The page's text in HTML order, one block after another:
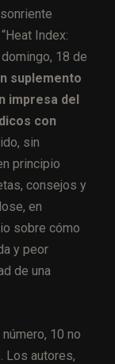
Index:
18 de
suplemento
impresa del
con
sin
principio
consejos y
en
sobre cómo
y peor
de una
10 no
Los autores,